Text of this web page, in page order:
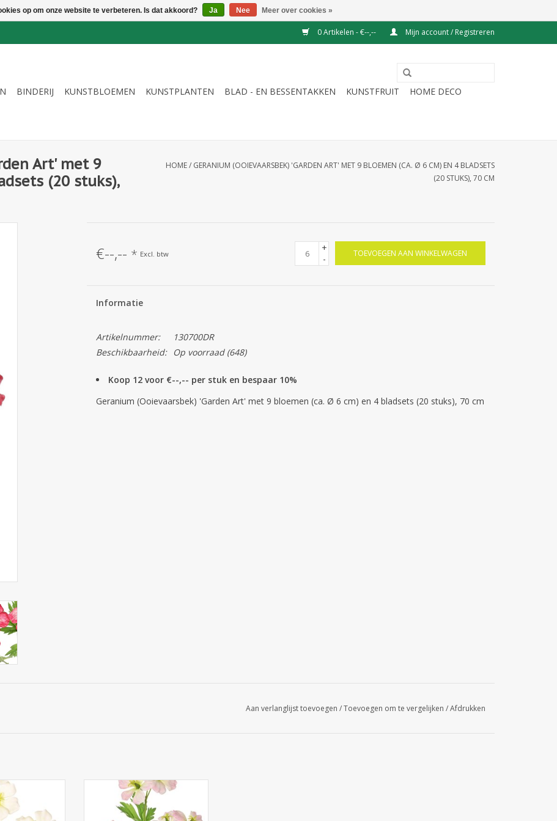
0 Artikelen - €--,-- Mijn account / Registreren
BINDERIJ KUNSTBLOEMEN KUNSTPLANTEN BLAD - EN BESSENTAKKEN KUNSTFRUIT
HOME DECO
Art' met 9
(20 stuks),
HOME/ GERANIUM (OOIEVAARSBEK) 'GARDEN ART' MET 9 BLOEMEN (CA. Ø 6 CM) EN 4 BLADSETS
(20 STUKS), 70 CM
€--,-- * Excl. btw
+
-
TOEVOEGEN AAN WINKELWAGEN
Informatie
Artikelnummer:
130700DR
Beschikbaarheid:
Op voorraad(648)
Koop 12 voor €--,-- per stuk en bespaar 10%
Geranium (Ooievaarsbek) 'Garden Art' met 9 bloemen (ca. Ø 6 cm) en 4 bladsets (20 stuks), 70 cm
Aan verlanglijst toevoegen /Toevoegen om te vergelijken /Afdrukken
Geranium
Art' met
Ø 6 cm) en 4
130700WR - Geranium
(Ooievaarsbek) 'Garden Art' met
9 bloemen (ca. Ø 6 cm) en 4
op om onze website te verbeteren. Is dat akkoord? Ja Nee Meer over cookies »